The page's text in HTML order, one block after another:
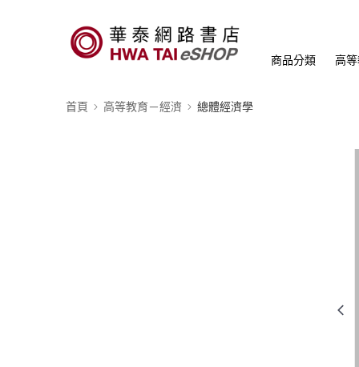
商品分類 高
首頁 高等教育－經濟 總體經濟學